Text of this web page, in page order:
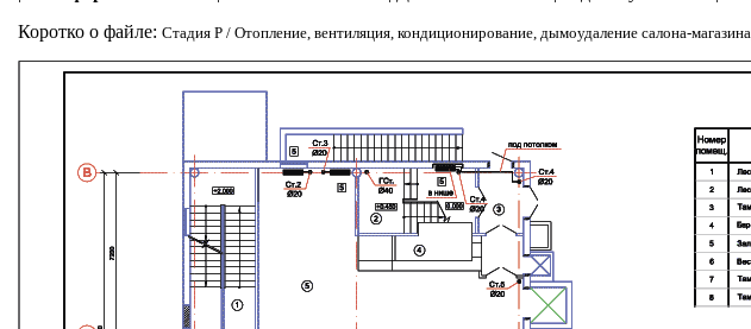
Коротко о файле: Стадия Р / Отопление, вентиляция, кондиционирование, дымоудаление салона-